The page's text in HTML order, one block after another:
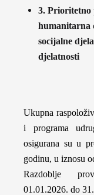
3. Prioritetno
humanitarna
socijalne
djelatnosti
Ukupna
i programa
osigurana su u
godinu, u iznosu
Razdoblje
01.01.2026. do